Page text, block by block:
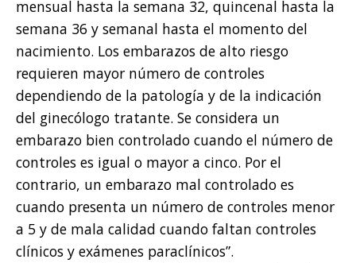
mensual hasta la semana 32, quincenal hasta la
semana 36 y semanal hasta el momento del
nacimiento. Los embarazos de alto riesgo
requieren mayor número de controles
dependiendo de la patología y de la indicación
del ginecólogo tratante. Se considera un
embarazo bien controlado cuando el número de
controles es igual o mayor a cinco. Por el
contrario, un embarazo mal controlado es
cuando presenta un número de controles menor
a 5 y de mala calidad cuando faltan controles
clínicos y exámenes paraclínicos”.